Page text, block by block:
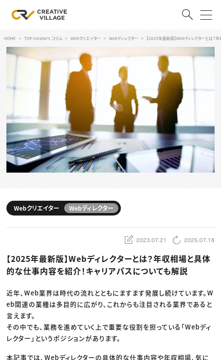
ログイン 会員登録
クリエイター求人を探す
CREATIVE JOB求人検索
特集求人
採用説明会
転職支援サービス
CONTENTS
スキルアップしたい！ トップ
デザイン
プログラミング
編集・ライティング
業界解説・キャリア事情
お役立ち基礎知識
TOP Creator’s コラム
TOP Creator’s コラム トップ
映像クリエイター
マーケッター
クリエイターインタビュー
ニュース・トレンド
ニュース・トレンド トップ
映像
ゲーム・エンタメ
広告
出版
CREATIVE VILLAGEからのお知らせ
HOME TOP Creator's コラム Webクリエイター Webディレクター 【2025年最新版】Webディレクターとは？
Webクリエイター Webディレクター
2023.07.21 2025.07.18
【2025年最新版】Webディレクターとは？年収相場と具体
的な仕事内容を紹介！キャリアパスについても解説
近年、Web業界は時代の流れとともにますます発展し続けています。W
eb関連の業種は多目的に広がり、これからも注目される業界であると
言えます。
その中でも、業務を進めていく上で重要な役割を担っている「Webディ
レクター」というポジションがあります。
本記事では、Webディレクターの具体的な仕事内容や年収相場、気に